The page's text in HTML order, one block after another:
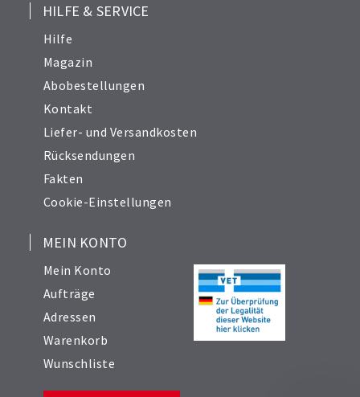
HILFE & SERVICE
Hilfe
Magazin
Abobestellungen
Kontakt
Liefer- und Versandkosten
Rücksendungen
Fakten
Cookie-Einstellungen
MEIN KONTO
Mein Konto
Aufträge
Adressen
Warenkorb
Wunschliste